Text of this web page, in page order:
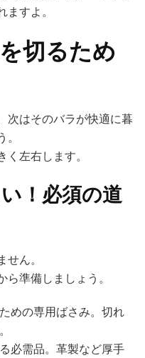
すよ。
切るため
次はそのバラが快適に暮
左右します。
！必須の道
ん。
準備しましょう。
めの専用ばさみ。切れ
必需品。革製など厚手